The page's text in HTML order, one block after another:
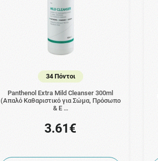
34 Πόντοι
Panthenol Extra Mild Cleanser 300ml
(Απαλό Καθαριστικό για Σώμα, Πρόσωπο
& Ε …
3.61€